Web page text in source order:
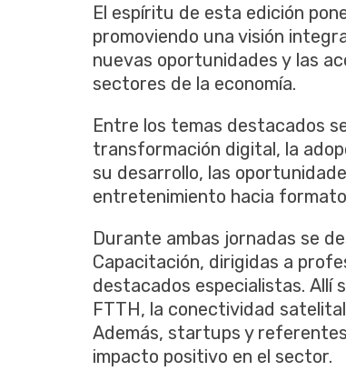
El espíritu de esta edición
promoviendo una visión
nuevas oportunidades y las
sectores de la economía.
Entre los temas destacados
transformación digital, la
su desarrollo, las
entretenimiento hacia
Durante ambas jornadas se
Capacitación, dirigidas a
destacados especialistas. Allí
FTTH, la conectividad
Además, startups y
impacto positivo en el sector.